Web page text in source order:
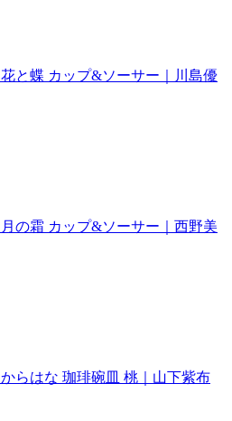
花と蝶 カップ&ソーサー｜川島優
月の霜 カップ&ソーサー｜西野美
からはな 珈琲碗皿 桃｜山下紫布